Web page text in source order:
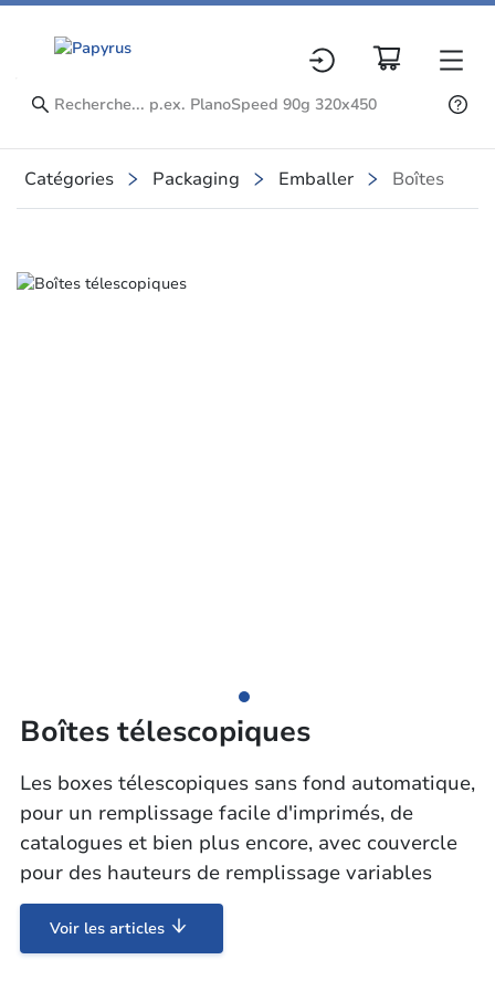
Catégories Packaging Emballer Boîtes
Slide 1 of 1
Boîtes télescopiques
Les boxes télescopiques sans fond automatique,
pour un remplissage facile d'imprimés, de
catalogues et bien plus encore, avec couvercle
pour des hauteurs de remplissage variables
Voir les articles